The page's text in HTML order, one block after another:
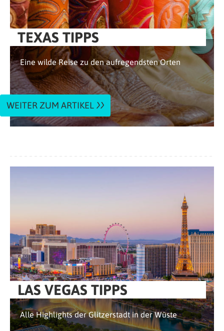
TEXAS TIPPS
Eine wilde Reise zu den aufregendsten Orten
WEITER ZUM ARTIKEL
LAS VEGAS TIPPS
Alle Highlights der Glitzerstadt in der Wüste